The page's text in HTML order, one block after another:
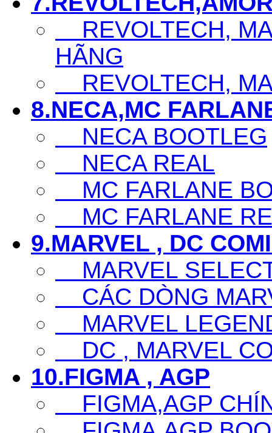
REVOLTECH,
HÃNG
REVOLTECH,
8.NECA,MC
NECA BOOTLEG
NECA REAL
MC FARLANE
MC FARLANE
9.MARVEL , DC
MARVEL
CÁC DÒNG
MARVEL
DC , MARVEL
10.FIGMA , AGP
FIGMA,AGP